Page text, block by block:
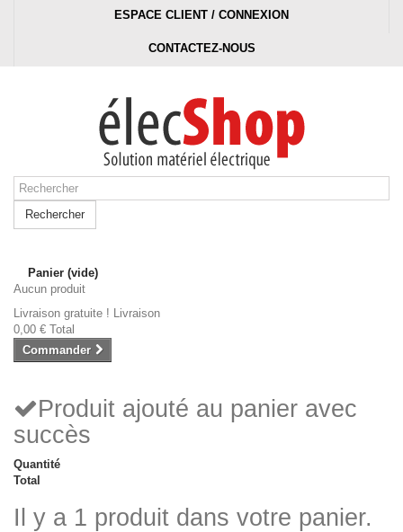
ESPACE CLIENT / CONNEXION
CONTACTEZ-NOUS
Rechercher
Panier (vide)
Aucun produit
Livraison gratuite ! Livraison
0,00 € Total
Commander
Produit ajouté au panier avec
succès
Quantité
Total
Il y a 1 produit dans votre panier.